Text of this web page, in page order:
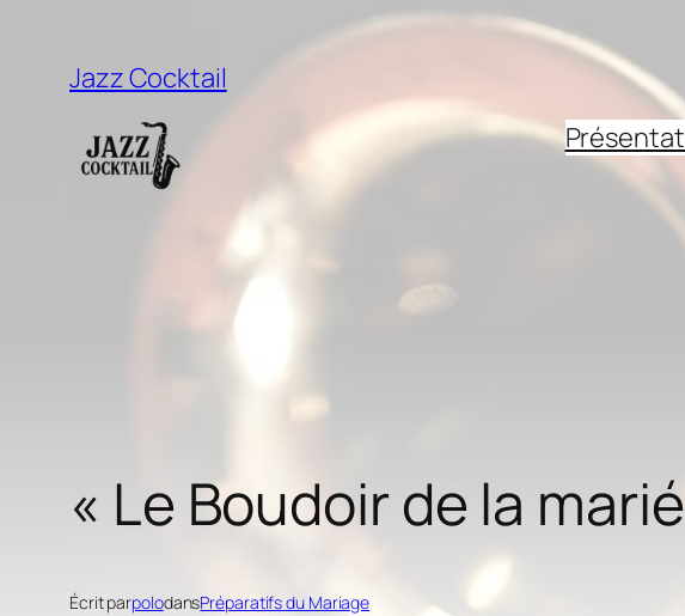
contenu
Jazz Cocktail
« Le Boudoir de la
Écrit parpolodansPréparatifs du Mariage